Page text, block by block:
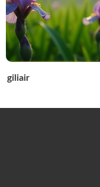
giliair